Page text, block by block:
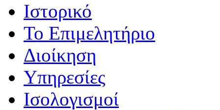
Ιστορικό
Το Επιμελητήριο
Διοίκηση
Υπηρεσίες
Ισολογισμοί